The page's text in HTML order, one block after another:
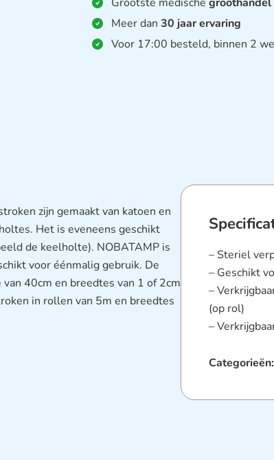
Grootste medischegroothandel
Meer dan30 jaar ervaring
Voor 17:00 besteld, binnen 2
zijn gemaakt van katoen en
Het is eveneens geschikt
de keelholte). NOBATAMP is
voor éénmalig gebruik. De
40cm en breedtes van 1 of 2cm
in rollen van 5m en breedtes
– Steriel
– Geschikt
–
(op rol)
–